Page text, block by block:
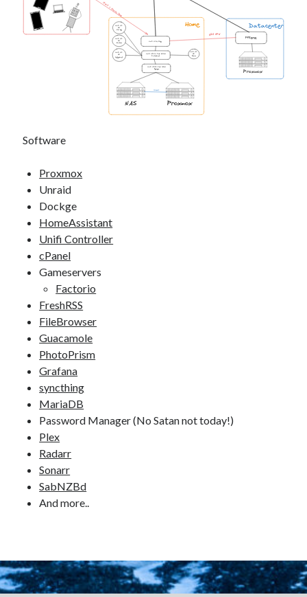
Fan van:
Unifi UCG Fiber
Unifi US 48 PoE 500W
Patchkast
Unifi AC
LR
Zolder
Unifi AC
LR
Kantoor
Unifi AC
LR
Meterkast
Unifi AC
LR
Schuur
Unifi US 16 PoE 150W
Servers
PFSense
Home Datacenter
S2S VPN
Client > Server VPN
NAS Proxmox
Proxmox
10Gbit
Software
Proxmox
Unraid
Dockge
HomeAssistant
Unifi Controller
cPanel
Gameservers
Factorio
FreshRSS
FileBrowser
Guacamole
PhotoPrism
Grafana
syncthing
MariaDB
Password Manager (No Satan not today!)
Plex
Radarr
Sonarr
SabNZBd
And more..